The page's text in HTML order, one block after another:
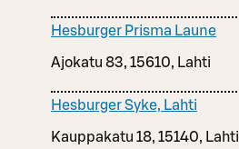
Hesburger Prisma Laune
Ajokatu 83, 15610, Lahti
Hesburger Syke, Lahti
Kauppakatu 18, 15140, Lahti